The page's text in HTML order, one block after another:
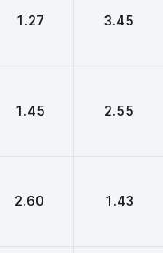
1.27 3.45
1.45 2.55
2.60 1.43